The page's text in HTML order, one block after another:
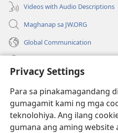
Privacy Settings
Para sa pinakamagandang
gumagamit kami ng mga
teknolohiya. Ang ilang
gumana ang aming website
Videos with Audio Descriptions
Maghanap sa JW.ORG
Global Communication
(may
na
bagong
window)
Watchtower ONLINE
(may
bubukas